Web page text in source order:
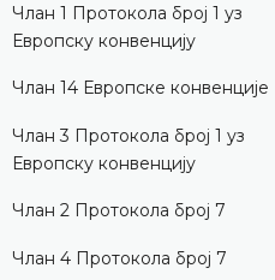
Члан 1 Протокола број 1 уз
Европску конвенцију
Члан 14 Европске конвенције
Члан 3 Протокола број 1 уз
Европску конвенцију
Члан 2 Протокола број 7
Члан 4 Протокола број 7